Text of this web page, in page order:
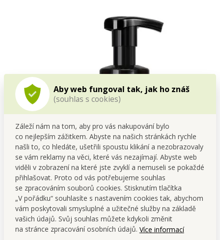
Aby web fungoval tak, jak ho znáš
(souhlas s cookies)
Záleží nám na tom, aby pro vás nakupování bylo
co nejlepším zážitkem. Abyste na našich stránkách rychle
našli to, co hledáte, ušetřili spoustu klikání a nezobrazovaly
se vám reklamy na věci, které vás nezajímají. Abyste web
viděli v zobrazení na které jste zvyklí a nemuseli se pokaždé
přihlašovat. Proto od vás potřebujeme souhlas
se zpracováním souborů cookies. Stisknutím tlačítka
„V pořádku“ souhlasíte s nastavením cookies tak, abychom
vám poskytovali smysluplné a užitečné služby na základě
vašich údajů. Svůj souhlas můžete kdykoli změnit
na stránce zpracování osobních údajů. Více informací